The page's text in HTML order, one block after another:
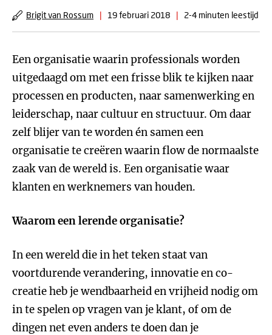
Brigit van Rossum | 19 februari 2018 | 2-4 minuten leestijd
Een organisatie waarin professionals worden
uitgedaagd om met een frisse blik te kijken naar
processen en producten, naar samenwerking en
leiderschap, naar cultuur en structuur. Om daar
zelf blijer van te worden én samen een
organisatie te creëren waarin flow de normaalste
zaak van de wereld is. Een organisatie waar
klanten en werknemers van houden.
Waarom een lerende organisatie?
In een wereld die in het teken staat van
voortdurende verandering, innovatie en co-
creatie heb je wendbaarheid en vrijheid nodig om
in te spelen op vragen van je klant, of om de
dingen net even anders te doen dan je